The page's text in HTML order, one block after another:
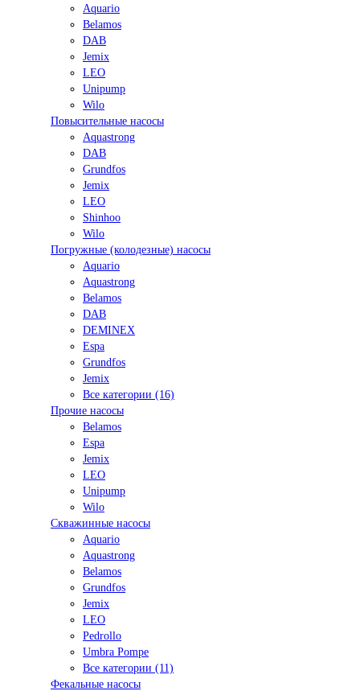
Aquario
Belamos
DAB
Jemix
LEO
Unipump
Wilo
Повысительные насосы
Aquastrong
DAB
Grundfos
Jemix
LEO
Shinhoo
Wilo
Погружные (колодезные) насосы
Aquario
Aquastrong
Belamos
DAB
DEMINEX
Espa
Grundfos
Jemix
Все категории (16)
Прочие насосы
Belamos
Espa
Jemix
LEO
Unipump
Wilo
Скважинные насосы
Aquario
Aquastrong
Belamos
Grundfos
Jemix
LEO
Pedrollo
Umbra Pompe
Все категории (11)
Фекальные насосы